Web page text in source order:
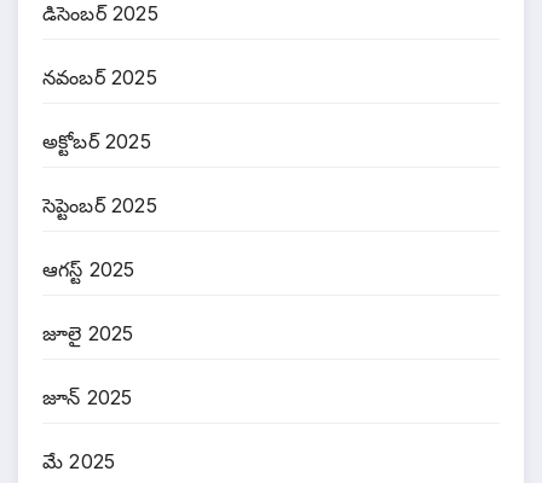
డిసెంబర్ 2025
నవంబర్ 2025
అక్టోబర్ 2025
సెప్టెంబర్ 2025
ఆగస్ట్ 2025
జూలై 2025
జూన్ 2025
మే 2025